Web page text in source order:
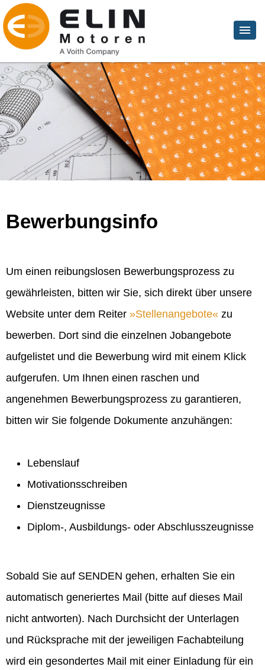
Bewerbungsinfo
Um einen reibungslosen Bewerbungsprozess zu
gewährleisten, bitten wir Sie, sich direkt über unsere
Website unter dem Reiter
Stellenangebote
zu
bewerben. Dort sind die einzelnen Jobangebote
aufgelistet und die Bewerbung wird mit einem Klick
aufgerufen. Um Ihnen einen raschen und
angenehmen Bewerbungsprozess zu garantieren,
bitten wir Sie folgende Dokumente anzuhängen:
Lebenslauf
Motivationsschreiben
Dienstzeugnisse
Diplom-, Ausbildungs- oder Abschlusszeugnisse
Sobald Sie auf SENDEN gehen, erhalten Sie ein
automatisch generiertes Mail (bitte auf dieses Mail
nicht antworten). Nach Durchsicht der Unterlagen
und Rücksprache mit der jeweiligen Fachabteilung
wird ein gesondertes Mail mit einer Einladung für ein